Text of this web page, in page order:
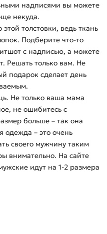
надписями вы можете
некуда.
толстовки, ведь ткань
Подберите что-то
с надписью, а можете
Решать только вам. Не
подарок сделает день
Не только ваша мама
не ошибитесь с
больше – так она
одежда – это очень
своего мужчину таким
внимательно. На сайте
идут на 1-2 размера